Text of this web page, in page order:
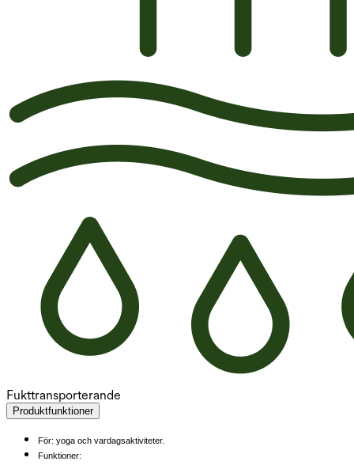
Fukttransporterande
Produktfunktioner
För: yoga och vardagsaktiviteter.
Funktioner: